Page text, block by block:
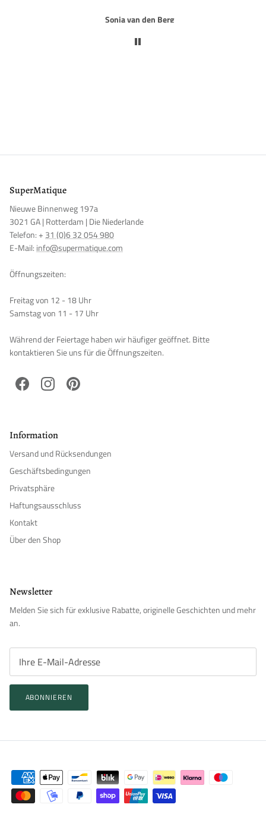
Rob van Rijn
BENACHRICHTIGE MICH
SuperMatique
Nieuwe Binnenweg 197a
3021 GA | Rotterdam | Die Niederlande
Telefon: + 31 (0)6 32 054 980
E-Mail: info@supermatique.com
Öffnungszeiten:
Freitag von 12 - 18 Uhr
Samstag von 11 - 17 Uhr
Während der Feiertage haben wir häufiger geöffnet. Bitte
kontaktieren Sie uns für die Öffnungszeiten.
FacebookInstagramPinterest
Information
Versand und Rücksendungen
Geschäftsbedingungen
Privatsphäre
Haftungsausschluss
Kontakt
Über den Shop
Newsletter
Melden Sie sich für exklusive Rabatte, originelle Geschichten und mehr
an.
ABONNIEREN